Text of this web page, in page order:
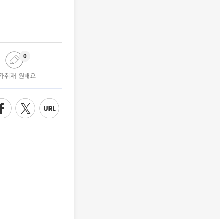
취재 원해요
0